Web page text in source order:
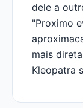
dele a
"Proximo
mais
Kleopatra